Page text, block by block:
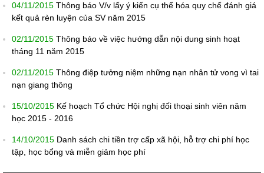
04/11/2015 Thông báo V/v lấy ý kiến cụ thể hóa quy chế đánh giá
kết quả rèn luyện của SV năm 2015
02/11/2015 Thông báo về việc hướng dẫn nội dung sinh hoạt
tháng 11 năm 2015
02/11/2015 Thông điệp tưởng niệm những nạn nhân tử vong vì tai
nạn giang thông
15/10/2015 Kế hoạch Tổ chức Hội nghị đối thoại sinh viên năm
học 2015 - 2016
14/10/2015 Danh sách chi tiền trợ cấp xã hội, hỗ trợ chi phí học
tập, học bổng và miễn giảm học phí